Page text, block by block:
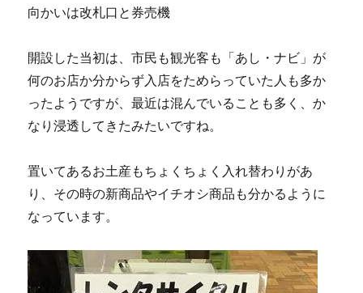
向かいは改札口と券売機
開設した当初は、市民も観光客も「あし・ナビ」が
何のお店か分からず入店をためらっていた人も多か
ったようですが、最近は混んでいることも多く、か
なり浸透してきたみたいですね。
置いてあるお土産もちょくちょく入れ替わりがあ
り、その時の新商品やイチオシ商品も分かるように
なっています。